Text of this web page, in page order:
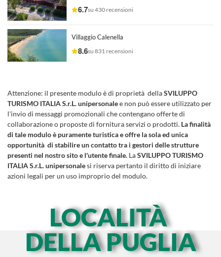
6.7su 430 recensioni
Villaggio Calenella
8.6su 831 recensioni
Attenzione: il presente modulo è di proprietà dellaSVILUPPO
TURISMO ITALIA S.r.L. unipersonalee non può essere utilizzato per
l'invio di messaggi promozionali che contengano offerte di
collaborazione o proposte di fornitura servizi o prodotti. La finalità
di tale modulo è puramente turistica e offre la sola ed unica
opportunità di stabilire un contatto tra i gestori delle strutture
presenti nel nostro sito e l'utente finale. LaSVILUPPO TURISMO
ITALIA S.r.L. unipersonalesi riserva pertanto il diritto di iniziare
azioni legali per un uso improprio del modulo.
LOCALITÀ
DELLA PUGLIA